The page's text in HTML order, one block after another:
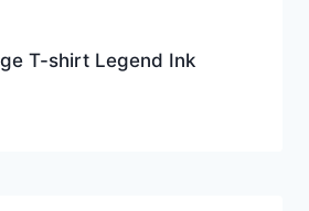
T-shirt Legend Ink